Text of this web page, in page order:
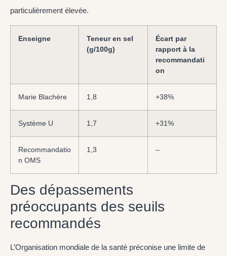
particulièrement élevée.
Enseigne
Teneur en sel
(g/100g)
Écart par
rapport à la
recommandati
on
Marie Blachère 1,8 +38%
Système U 1,7 +31%
Recommandatio
n OMS
1,3 –
Des dépassements
préoccupants des seuils
recommandés
L’Organisation mondiale de la santé préconise une limite de